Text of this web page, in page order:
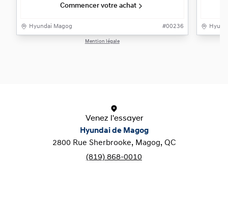
Commencer votre achat
Hyundai Magog #00236
Mention légale
Venez l'essayer
Hyundai de Magog
2800 Rue Sherbrooke, Magog, QC
(819) 868-0010